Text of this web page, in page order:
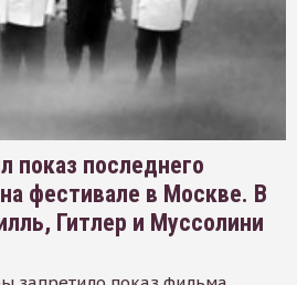
показ последнего
фестивале в Москве. В
Гитлер и Муссолини